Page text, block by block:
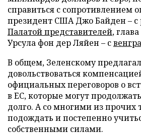
справиться с сопротивлением
президент США Джо Байден – с
Палатой представителей,
Урсула фон дер Ляйен – с
В общем, Зеленскому
довольствоваться
официальных переговоров о
в ЕС, которые могут
долго. А со многими из прочих
подождать и постепенно
собственными силами.